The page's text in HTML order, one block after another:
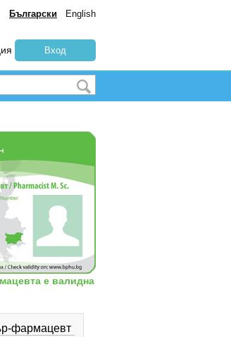
Български English
Вход
е валидна
фармацевт